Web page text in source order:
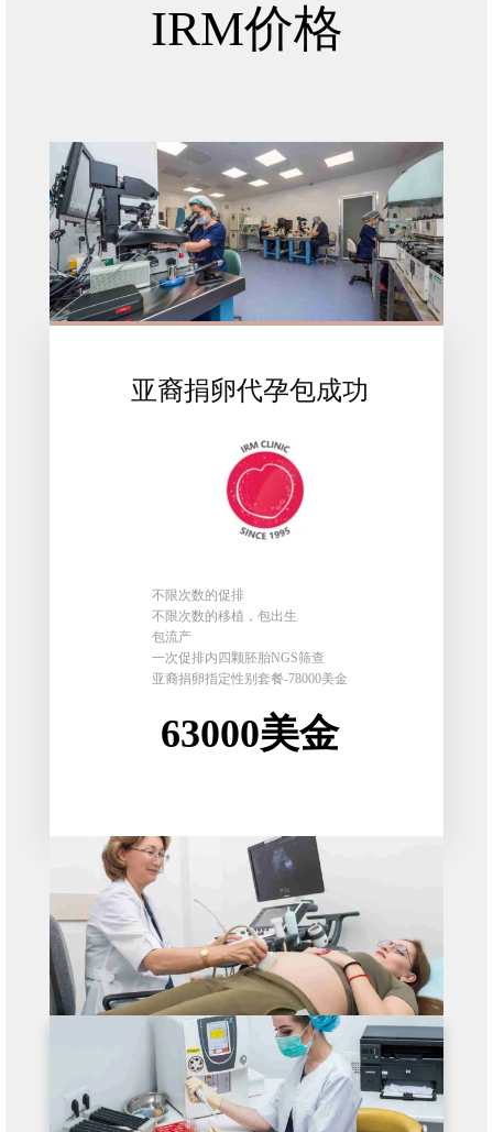
IRM价格
亚裔捐卵代孕包成功
不限次数的促排
不限次数的移植，包出生
包流产
一次促排内四颗胚胎NGS筛查
亚裔捐卵指定性别套餐-78000美金
63000美金